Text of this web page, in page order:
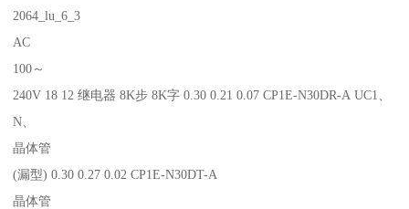
2064_lu_6_3
AC
100～
240V 18 12 继电器 8K步 8K字 0.30 0.21 0.07 CP1E-N30DR-A UC1、
N、
晶体管
(漏型) 0.30 0.27 0.02 CP1E-N30DT-A
晶体管